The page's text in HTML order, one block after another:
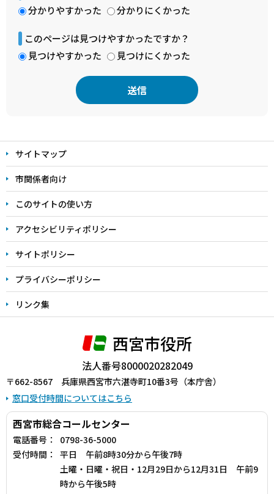
分かりやすかった
分かりにくかった
このページは見つけやすかったですか？
見つけやすかった
見つけにくかった
文
こ
こ
ま
で
サイトマップ
市関係者向け
このサイトの使い方
アクセシビリティポリシー
サイトポリシー
プライバシーポリシー
リンク集
西宮市役所
法人番号8000020282049
〒662-8567 兵庫県西宮市六湛寺町10番3号（本庁舎）
窓口受付時間についてはこちら
西宮市総合コールセンター
電話番号：
0798-36-5000
受付時間：
平日 午前8時30分から午後7時
土曜・日曜・祝日・12月29日から12月31日 午前9
時から午後5時